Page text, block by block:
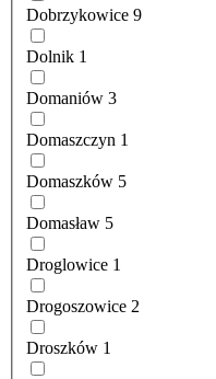
Dobrzykowice 9
Dolnik 1
Domaniów 3
Domaszczyn 1
Domaszków 5
Domasław 5
Droglowice 1
Drogoszowice 2
Droszków 1